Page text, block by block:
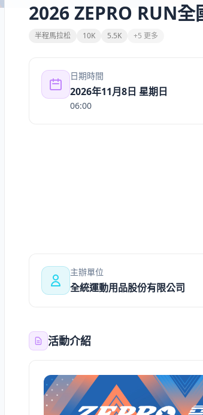
2026 ZEPRO RUN
半程馬拉松 10K 5.5K +5 更多
日期時間
2026年11月8日 星期日
06:00
主辦單位
全統運動用品股份有限公司
活動介紹